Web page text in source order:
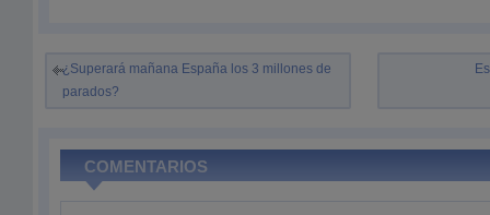
¿Superará mañana España los 3 millones de
parados?
COMENTARIOS